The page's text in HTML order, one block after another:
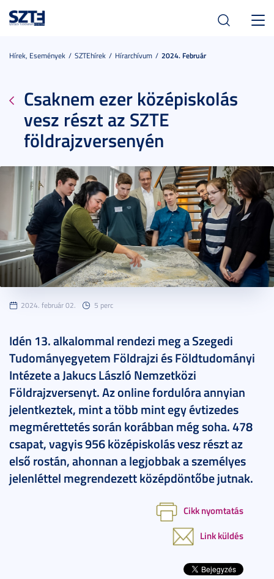
Hírek, Események SZTEhírek Hírarchívum 2024. Február
Csaknem ezer középiskolás
vesz részt az SZTE
földrajzversenyén
2024. február 02. 5 perc
Idén 13. alkalommal rendezi meg a Szegedi
Tudományegyetem Földrajzi és Földtudományi
Intézete a Jakucs László Nemzetközi
Földrajzversenyt. Az online fordulóra annyian
jelentkeztek, mint a több mint egy évtizedes
megmérettetés során korábban még soha. 478
csapat, vagyis 956 középiskolás vesz részt az
első rostán, ahonnan a legjobbak a személyes
jelenléttel megrendezett középdöntőbe jutnak.
Cikk nyomtatás
Link küldés